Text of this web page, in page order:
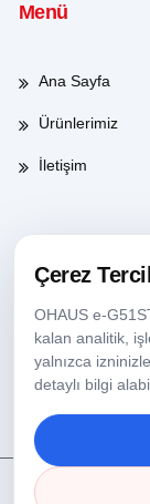
Menü
Ana Sayfa
Ürünlerimiz
İletişim
Çalışma
Haftaiçi
Cumartesi
Çerez
OHAUS e-
kalan analitik,
yalnızca izninizle
detaylı bilgi